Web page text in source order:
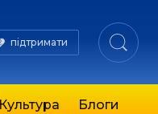
підтримати
Культура Блоги